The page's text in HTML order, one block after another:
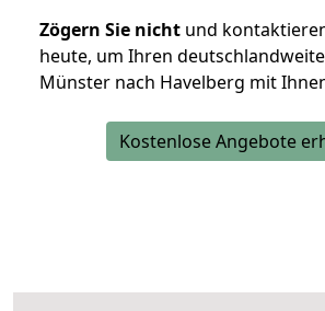
Zögern Sie nicht und
heute, um Ihren
Münster nach Havelberg mit
Kostenlose Angebote